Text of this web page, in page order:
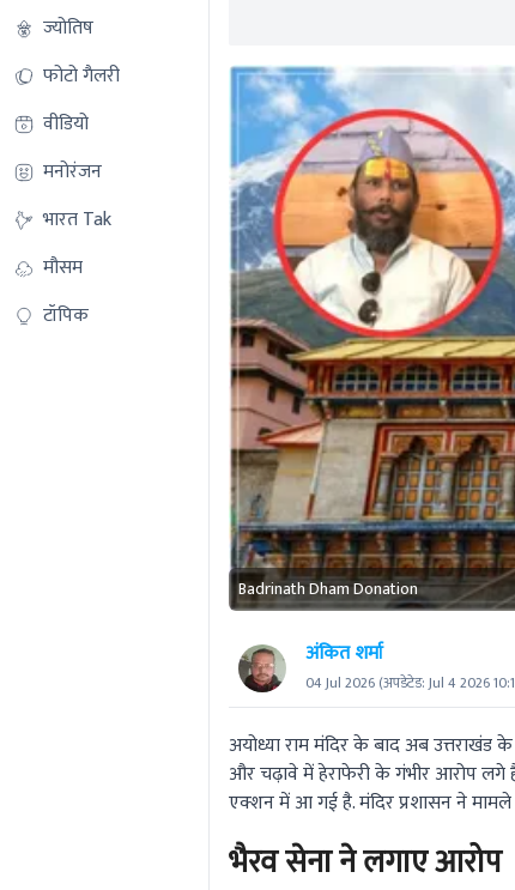
ज्योतिष
फोटो गैलरी
वीडियो
मनोरंजन
भारत Tak
मौसम
टॉपिक
Badrinath Dham Donation
अंकित शर्मा
04 Jul 2026(अपडेटेड: Jul 4 2026
अयोध्या राम मंदिर के बाद अब उत्तराखंड के
और चढ़ावे में हेराफेरी के गंभीर आरोप लगे
एक्शन में आ गई है. मंदिर प्रशासन ने
भैरव सेना ने लगाए आरोप